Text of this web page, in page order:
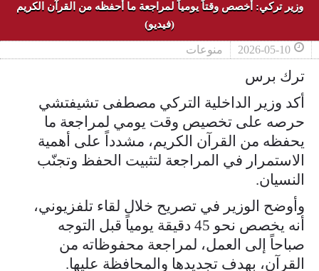
وزير تركي: أخصص وقتاً يومياً لمراجعة ما أحفظه من القرآن الكريم
(فيديو)
2026-05-10 منوعات
ترك برس
أكد وزير الداخلية التركي مصطفى تشيفتشي
حرصه على تخصيص وقت يومي لمراجعة ما
يحفظه من القرآن الكريم، مشدداً على أهمية
الاستمرار في المراجعة لتثبيت الحفظ وتجنّب
النسيان.
وأوضح الوزير في تصريح خلال لقاء تلفزيوني،
أنه يخصص نحو 45 دقيقة يومياً قبل التوجه
صباحاً إلى العمل، لمراجعة محفوظاته من
القرآن، بهدف تجديدها والمحافظة عليها.